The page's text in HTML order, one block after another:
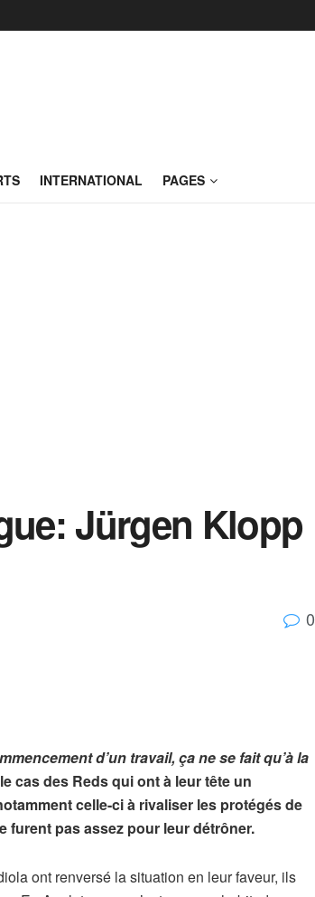
INTERNATIONAL PAGES
Jürgen Klopp
0
d’un travail, ça ne se fait qu’à la
cas des Reds qui ont à leur tête un
celle-ci à rivaliser les protégés de
furent pas assez pour leur détrôner.
ont renversé la situation en leur faveur, ils